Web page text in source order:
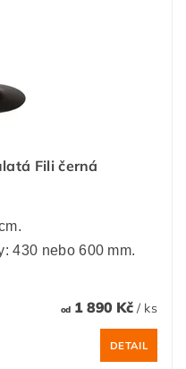
Fili černá
430 nebo 600 mm.
od1 890 Kč / ks
DETAIL